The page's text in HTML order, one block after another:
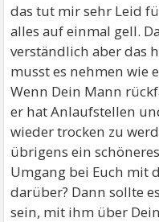
das tut mir sehr Leid
alles auf einmal gell.
verständlich aber das
musst es nehmen wie
Wenn Dein Mann
er hat Anlaufstellen
wieder trocken zu
übrigens ein
Umgang bei Euch mit
darüber? Dann sollte
sein, mit ihm über